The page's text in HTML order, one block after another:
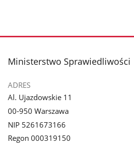
stopka
Ministerstwo Sprawiedliwości
ADRES
Al. Ujazdowskie 11
00-950 Warszawa
NIP 5261673166
Regon 000319150